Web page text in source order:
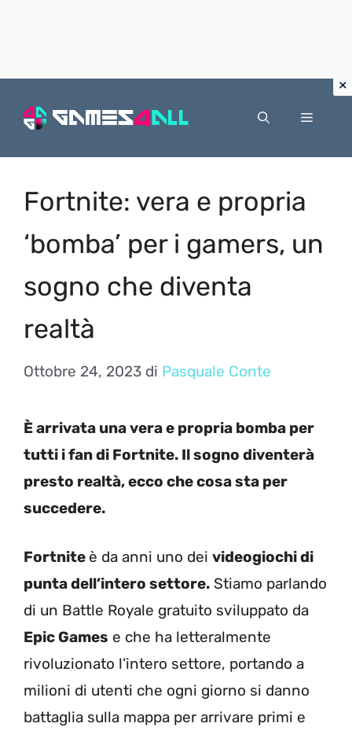
Menu
Fortnite: vera e propria
‘bomba’ per i gamers, un
sogno che diventa
realtà
Ottobre 24, 2023 di Pasquale Conte
È arrivata una vera e propria bomba per
tutti i fan di Fortnite. Il sogno diventerà
presto realtà, ecco che cosa sta per
succedere.
Fortnite è da anni uno dei videogiochi di
punta dell’intero settore. Stiamo parlando
di un Battle Royale gratuito sviluppato da
Epic Games e che ha letteralmente
rivoluzionato l’intero settore, portando a
milioni di utenti che ogni giorno si danno
battaglia sulla mappa per arrivare primi e